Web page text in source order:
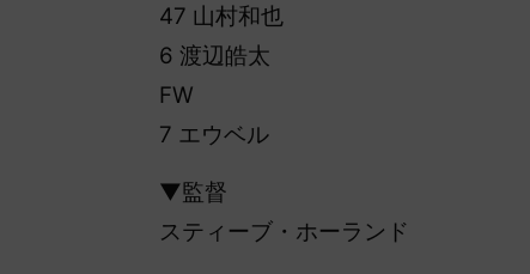
47 山村和也
6 渡辺皓太
FW
7 エウベル
▼監督
スティーブ・ホーランド